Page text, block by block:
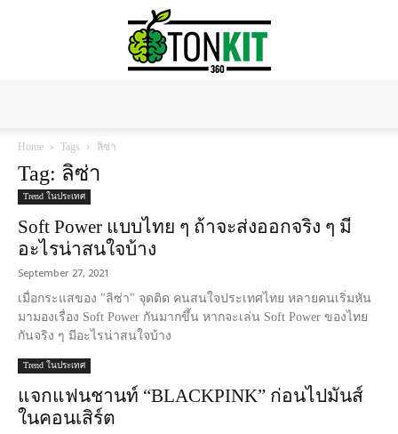
Home Tags ลิซ่า
Tag: ลิซ่า
Trend ในประเทศ
Soft Power แบบไทย ๆ ถ้าจะส่งออกจริง ๆ มี
อะไรน่าสนใจบ้าง
September 27, 2021
เมื่อกระแสของ "ลิซ่า" จุดติด คนสนใจประเทศไทย หลายคนเริ่มหัน
มามองเรื่อง Soft Power กันมากขึ้น หากจะเล่น Soft Power ของไทย
กันจริง ๆ มีอะไรน่าสนใจบ้าง
Trend ในประเทศ
แจกแฟนชานท์ “BLACKPINK” ก่อนไปมันส์
ในคอนเสิร์ต